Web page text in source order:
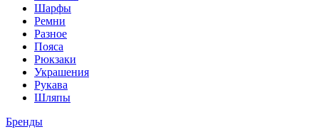
Шарфы
Ремни
Разное
Пояса
Рюкзаки
Украшения
Рукава
Шляпы
Бренды